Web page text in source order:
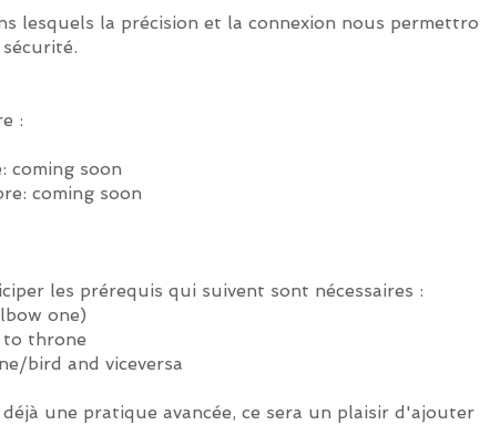
lesquels la précision et la connexion nous
:
coming soon
coming soon
les prérequis qui suivent sont nécessaires :
one)
throne
bird and viceversa
une pratique avancée, ce sera un plaisir